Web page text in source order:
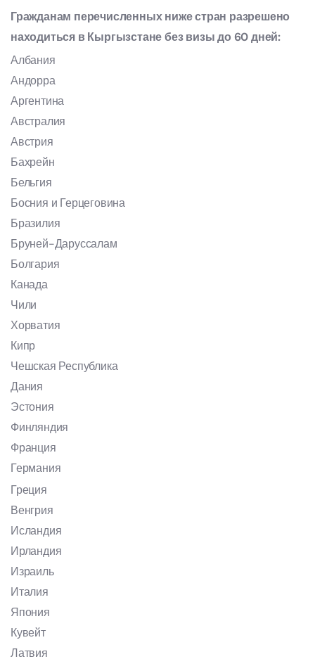
Гражданам перечисленных ниже стран разрешено
находиться в Кыргызстане без визы до 60 дней:
Албания
Андорра
Аргентина
Австралия
Австрия
Бахрейн
Бельгия
Босния и Герцеговина
Бразилия
Бруней-Даруссалам
Болгария
Канада
Чили
Хорватия
Кипр
Чешская Республика
Дания
Эстония
Финляндия
Франция
Германия
Греция
Венгрия
Исландия
Ирландия
Израиль
Италия
Япония
Кувейт
Латвия